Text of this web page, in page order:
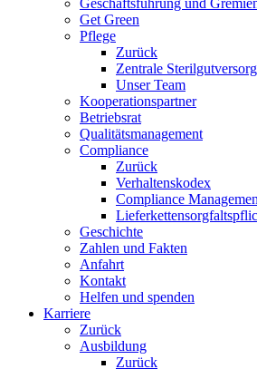
Geschäftsführung und
Get Green
Pflege
Zurück
Zentrale
Unser Team
Kooperationspartner
Betriebsrat
Qualitätsmanagement
Compliance
Zurück
Verhaltenskodex
Compliance
Geschichte
Zahlen und Fakten
Anfahrt
Kontakt
Helfen und spenden
Karriere
Zurück
Ausbildung
Zurück